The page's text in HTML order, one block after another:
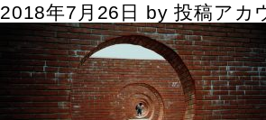
2018年7月26日 by投稿アカ